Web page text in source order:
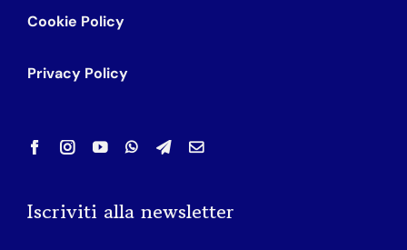
Cookie Policy
Privacy Policy
Iscriviti alla newsletter